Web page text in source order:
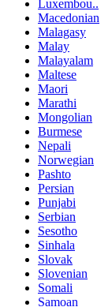
Luxembou..
Macedonian
Malagasy
Malay
Malayalam
Maltese
Maori
Marathi
Mongolian
Burmese
Nepali
Norwegian
Pashto
Persian
Punjabi
Serbian
Sesotho
Sinhala
Slovak
Slovenian
Somali
Samoan